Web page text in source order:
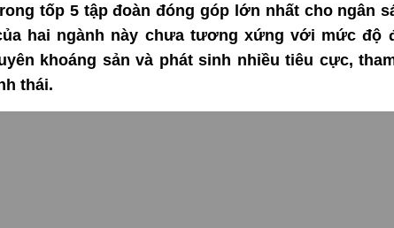
tốp 5 tập đoàn đóng góp lớn nhất cho ngân
hai ngành này chưa tương xứng với mức độ
khoáng sản và phát sinh nhiều tiêu cực,
thái.